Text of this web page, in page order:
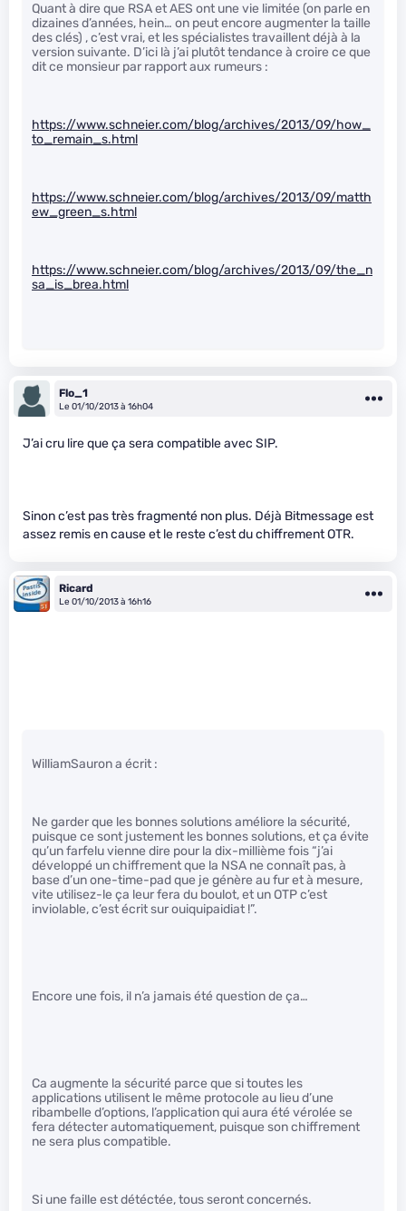
Quant à dire que RSA et AES ont une vie limitée (on parle en
dizaines d’années, hein… on peut encore augmenter la taille
des clés) , c’est vrai, et les spécialistes travaillent déjà à la
version suivante. D’ici là j’ai plutôt tendance à croire ce que
dit ce monsieur par rapport aux rumeurs :
https://www.schneier.com/blog/archives/2013/09/how_
to_remain_s.html
https://www.schneier.com/blog/archives/2013/09/matth
ew_green_s.html
https://www.schneier.com/blog/archives/2013/09/the_n
sa_is_brea.html
Flo_1
Le 01/10/2013 à 16h04
J’ai cru lire que ça sera compatible avec SIP.
Sinon c’est pas très fragmenté non plus. Déjà Bitmessage est
assez remis en cause et le reste c’est du chiffrement OTR.
Ricard
Le 01/10/2013 à 16h16
WilliamSauron a écrit :
Ne garder que les bonnes solutions améliore la sécurité,
puisque ce sont justement les bonnes solutions, et ça évite
qu’un farfelu vienne dire pour la dix-millième fois “j’ai
développé un chiffrement que la NSA ne connaît pas, à
base d’un one-time-pad que je génère au fur et à mesure,
vite utilisez-le ça leur fera du boulot, et un OTP c’est
inviolable, c’est écrit sur ouiquipaidiat !”.
Encore une fois, il n’a jamais été question de ça…
Ca augmente la sécurité parce que si toutes les
applications utilisent le même protocole au lieu d’une
ribambelle d’options, l’application qui aura été vérolée se
fera détecter automatiquement, puisque son chiffrement
ne sera plus compatible.
Si une faille est détéctée, tous seront concernés.